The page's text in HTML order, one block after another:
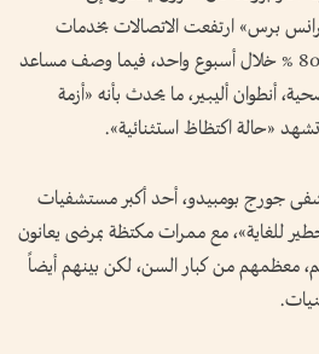
برس» ارتفعت الاتصالات بخدمات
الطوارئ في منطقة باريس بنحو 80 % خلال أسبوع واحد، فيما وصف مساعد
أنطوان أليبير، ما يحدث بأنه «أزمة
«حالة اكتظاظ استثنائية».
جورج بومبيدو، أحد أكبر مستشفيات
للغاية»، مع ممرات مكتظة بمرضى يعانون
معظمهم من كبار السن، لكن بينهم أيضاً